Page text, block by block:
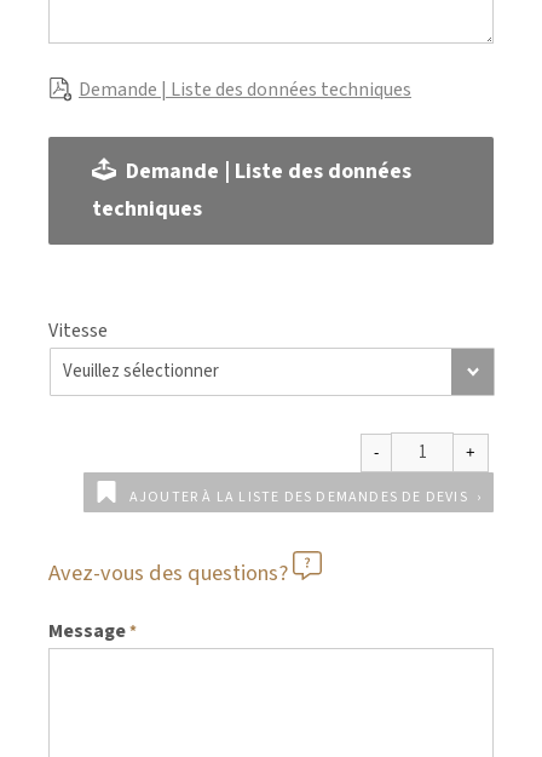
Demande | Liste des données techniques
Demande | Liste des données
techniques
Vitesse
AJOUTER À LA LISTE DES DEMANDES DE DEVIS
Avez-vous des questions?
Message*